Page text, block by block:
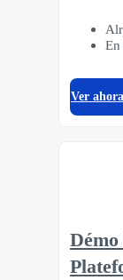
En
Ver ahora